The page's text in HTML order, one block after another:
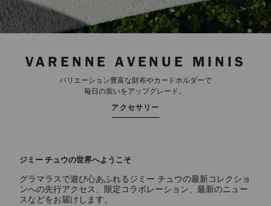
VARENNE AVENUE MINIS
バリエーション豊富な財布やカードホルダーで
毎日の装いをアップグレード。
アクセサリー
ジミー チュウの世界へようこそ
グラマラスで遊び心あふれるジミー チュウの最新コレクショ
ンへの先行アクセス、限定コラボレーション、最新のニュー
スなどをお届けします。